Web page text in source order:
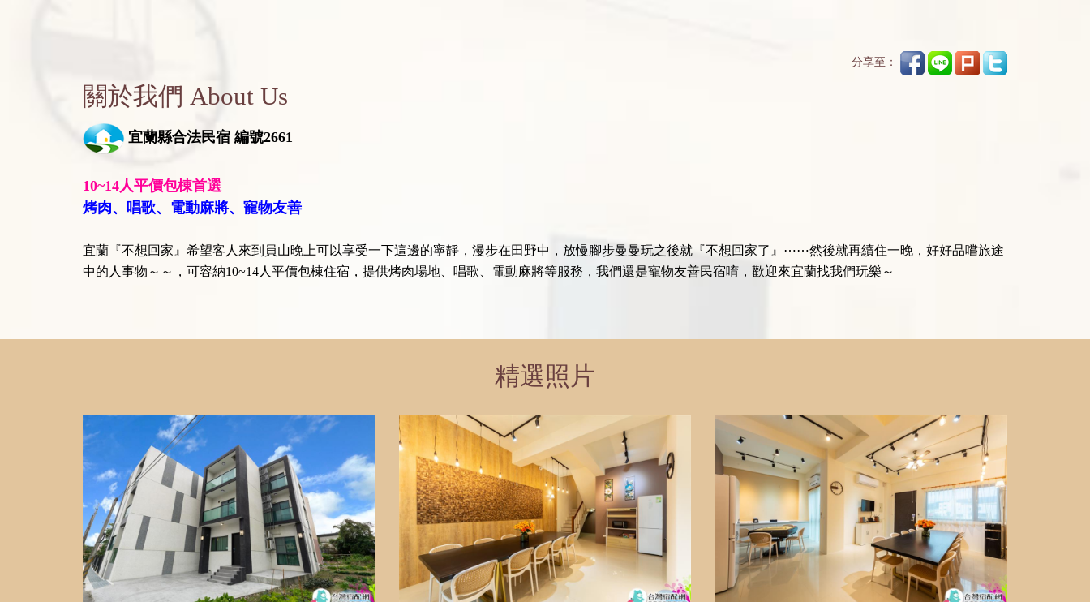
分享至：
關於我們 About Us
宜蘭縣合法民宿 編號2661
10~14人平價包棟首選
烤肉、唱歌、電動麻將、寵物友善
宜蘭『不想回家』希望客人來到員山晚上可以享受一下這邊的寧靜，漫步在田野中，放慢腳步曼曼玩之後就『不想回家了』⋯⋯然後就再續住一晚，好好品嚐旅途
中的人事物～～，可容納10~14人平價包棟住宿，提供烤肉場地、唱歌、電動麻將等服務，我們還是寵物友善民宿唷，歡迎來宜蘭找我們玩樂～
精選照片